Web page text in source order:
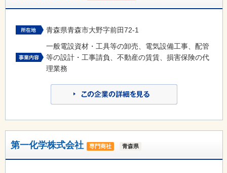
青森県青森市大野字前田72-1
一般電設資材・工具等の卸売、電気設備工事、配管
等の設計・工事請負、不動産の賃賃、損害保険の代
理業務
第一化学株式会社 専門商社 青森県